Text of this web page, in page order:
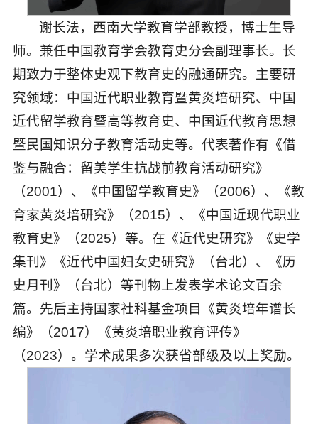
谢长法，西南大学教育学部教授，博士生导
师。兼任中国教育学会教育史分会副理事长。长
期致力于整体史观下教育史的融通研究。主要研
究领域：中国近代职业教育暨黄炎培研究、中国
近代留学教育暨高等教育史、中国近代教育思想
暨民国知识分子教育活动史等。代表著作有《借
鉴与融合：留美学生抗战前教育活动研究》
（2001）、《中国留学教育史》（2006）、《教
育家黄炎培研究》（2015）、《中国近现代职业
教育史》（2025）等。在《近代史研究》《史学
集刊》《近代中国妇女史研究》（台北）、《历
史月刊》（台北）等刊物上发表学术论文百余
篇。先后主持国家社科基金项目《黄炎培年谱长
编》（2017）《黄炎培职业教育评传》
（2023）。学术成果多次获省部级及以上奖励。